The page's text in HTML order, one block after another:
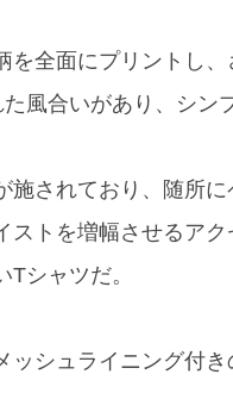
全面にプリントし
風合いがあり、シン
施されており、随所
ストを増幅させるア
シャツだ。
シュライニング付き